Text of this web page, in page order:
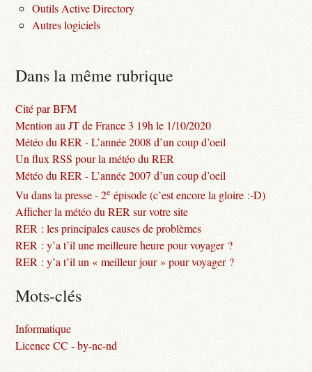
Outils Active Directory
Autres logiciels
Dans la même rubrique
Cité par BFM
Mention au JT de France 3 19h le 1/10/2020
Météo du RER - L’année 2008 d’un coup d’oeil
Un flux RSS pour la météo du RER
Météo du RER - L’année 2007 d’un coup d’oeil
Vu dans la presse - 2e épisode (c’est encore la gloire :-D)
Afficher la météo du RER sur votre site
RER : les principales causes de problèmes
RER : y’a t’il une meilleure heure pour voyager ?
RER : y’a t’il un « meilleur jour » pour voyager ?
Mots-clés
Informatique
Licence CC - by-nc-nd